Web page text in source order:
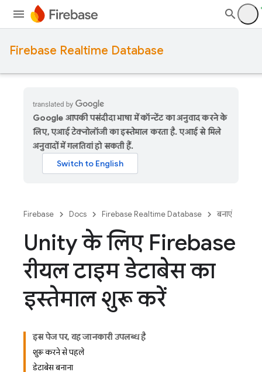
Firebase Realtime Database
Google आपकी पसंदीदा भाषा में कॉन्टेंट का अनुवाद करने के
लिए, एआई टेक्नोलॉजी का इस्तेमाल करता है. एआई से मिले
अनुवादों में गलतियां हो सकती हैं.
Firebase Docs Firebase Realtime Database बनाएं
Unity के लिए Firebase
रीयल टाइम डेटाबेस का
इस्तेमाल शुरू करें
इस पेज पर, यह जानकारी उपलब्ध है
शुरू करने से पहले
डेटाबेस बनाना